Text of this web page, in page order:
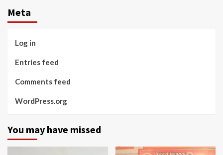
Meta
Log in
Entries feed
Comments feed
WordPress.org
You may have missed